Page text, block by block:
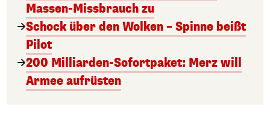
Massen-Missbrauch zu
Schock über den Wolken – Spinne beißt
Pilot
200 Milliarden-Sofortpaket: Merz will
Armee aufrüsten